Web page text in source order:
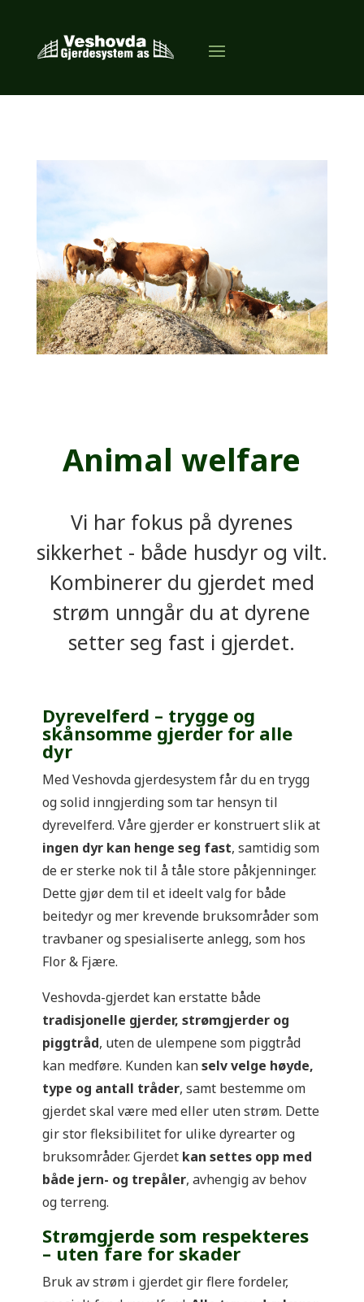
Animal welfare
Vi har fokus på dyrenes
sikkerhet - både husdyr og vilt.
Kombinerer du gjerdet med
strøm unngår du at dyrene
setter seg fast i gjerdet.
Dyrevelferd – trygge og
skånsomme gjerder for alle
dyr
Med Veshovda gjerdesystem får du en trygg
og solid inngjerding som tar hensyn til
dyrevelferd. Våre gjerder er konstruert slik at
ingen dyr kan henge seg fast, samtidig som
de er sterke nok til å tåle store påkjenninger.
Dette gjør dem til et ideelt valg for både
beitedyr og mer krevende bruksområder som
travbaner og spesialiserte anlegg, som hos
Flor & Fjære.
Veshovda-gjerdet kan erstatte både
tradisjonelle gjerder, strømgjerder og
piggtråd, uten de ulempene som piggtråd
kan medføre. Kunden kanselv velge høyde,
type og antall tråder, samt bestemme om
gjerdet skal være med eller uten strøm. Dette
gir stor fleksibilitet for ulike dyrearter og
bruksområder. Gjerdet kan settes opp med
både jern- og trepåler, avhengig av behov
og terreng.
Strømgjerde som respekteres
– uten fare for skader
Bruk av strøm i gjerdet gir flere fordeler,